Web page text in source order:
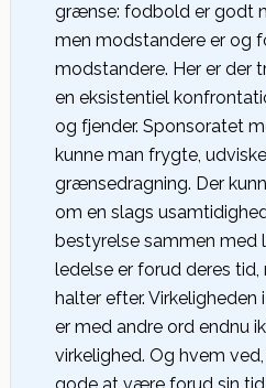
grænse: fodbold er godt
men modstandere er og
modstandere. Her er der
en eksistentiel
og fjender. Sponsoratet
kunne man frygte,
grænsedragning. Der
om en slags
bestyrelse sammen med
ledelse er forud deres tid,
halter efter.
er med andre ord endnu
virkelighed. Og hvem